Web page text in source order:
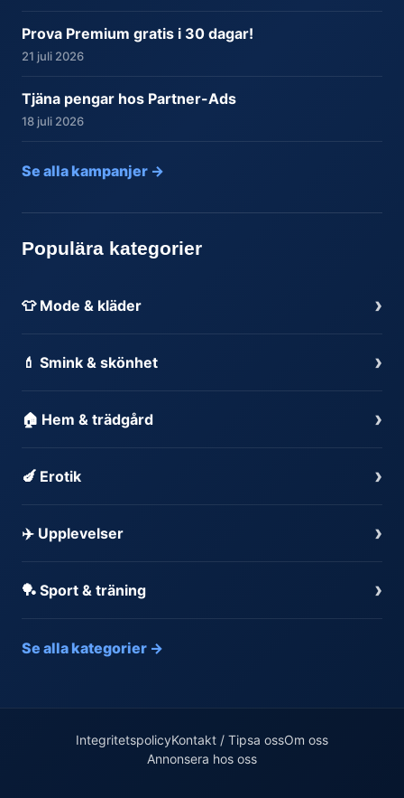
Prova Premium gratis i 30 dagar!
21 juli 2026
Tjäna pengar hos Partner-Ads
18 juli 2026
Se alla kampanjer →
Populära kategorier
👕 Mode & kläder ›
💄 Smink & skönhet ›
🏠 Hem & trädgård ›
🍆 Erotik ›
✈️ Upplevelser ›
🏓 Sport & träning ›
Se alla kategorier →
IntegritetspolicyKontakt / Tipsa ossOm oss
Annonsera hos oss